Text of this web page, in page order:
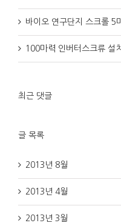
바이오 연구단지 스크롤 5
100마력 인버터스크류 설
최근 댓글
글 목록
2013년 8월
2013년 4월
2013년 3월